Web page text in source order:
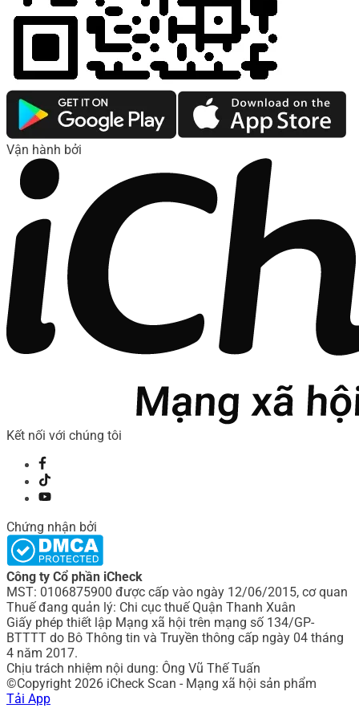
Vận hành bởi
Kết nối với chúng tôi
Chứng nhận bởi
Công ty Cổ phần iCheck
MST: 0106875900 được cấp vào ngày 12/06/2015, cơ quan
Thuế đang quản lý: Chi cục thuế Quận Thanh Xuân
Giấy phép thiết lập Mạng xã hội trên mạng số 134/GP-
BTTTT do Bô Thông tin và Truyền thông cấp ngày 04 tháng
4 năm 2017.
Chịu trách nhiệm nội dung: Ông Vũ Thế Tuấn
©Copyright 2026 iCheck Scan - Mạng xã hội sản phẩm
Tải App